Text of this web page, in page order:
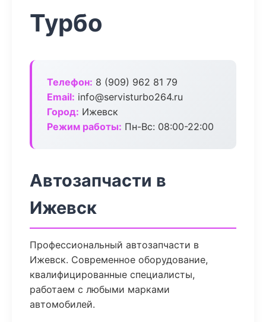
Турбо
Телефон: 8 (909) 962 81 79
Email: info@servisturbo264.ru
Город: Ижевск
Режим работы: Пн-Вс: 08:00-22:00
Автозапчасти в
Ижевск
Профессиональный автозапчасти в
Ижевск. Современное оборудование,
квалифицированные специалисты,
работаем с любыми марками
автомобилей.